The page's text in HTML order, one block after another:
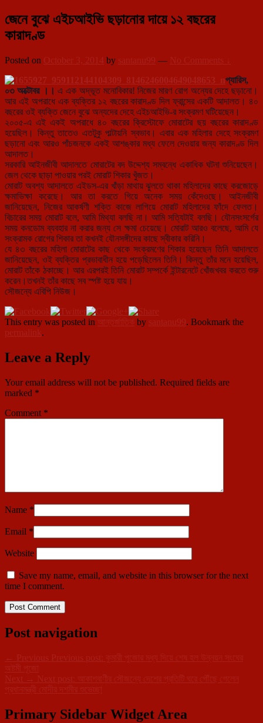
জেনে বুঝে এইচআইভি ছড়ানোর দায়ে ১২ বছরের
কারাদণ্ড
Posted on October 3, 2014 by santanu99 — No Comments ↓
প্যারিস,
০৩ অক্টোবর ।। এ এক অদ্ভূত মনোবিকার! নিজের মারণ রোগ অন্যের দেহে ছড়ানো।
আর এই অপরাধে এক ব্যক্তির ১২ বছরের কারাদণ্ড দিল ফ্রান্সের একটি আদালত। ৪০
বছরের ওই ব্যক্তি জেনে বুঝে অন্যদের দেহে এইচআইভি-র সংক্রমণ ঘটিয়েছেন।
২০০৫-এ এই একই অপরাধে ৪০ বছরের ক্রিস্টোফে মোরাটের ছয় বছরের কারাদণ্ড
হয়েছিল। কিন্তু তাতেও এতটুকু পাল্টায়নি স্বভাব। এবার এক মহিলার দেহে সংক্রমণ
ছড়ানো এবং আরও পাঁচজনকে একই আশঙ্কার মধ্য ফেলে দেওয়ার জন্য কারাদণ্ড দিল
আদালত।
সরকারি আইনজীবী আদালতে মোরাটের বদ উদ্দেশ্য সম্বন্ধে একাধিক ঘটনা শুনিয়েছেন।
জেল থেকে ছাড়া পাওয়ার পরই মোরাট শিকার খুঁজত।
মোরাট অবশ্য আদালতে এইডস-এর খাঁড়া মাথায় ঝুলতে থাকা মহিলাদের কাছে করজোড়ে
ক্ষমাভিক্ষা করেছে। আর তা করতে গিয়ে অনেক সময় কেঁদেওছে। আইনজীবী
জানিয়েছেন, নিজের আকর্ষণী শক্তি কাজে লাগিয়ে মোরাট মহিলাদের ফাঁদে ফেলত।
বিচারের সময় মোরাট বলে, আমি মিথ্যা বলছি না। আমি সত্যিটাই বলছি। যৌনসংসর্গের
সময় কনডোম ব্যবহার না করার জন্য সে ক্ষমা চেয়েছে। মোরাট আরও বলেছে, আমি যে
সংক্রামক রোগের শিকার তা কখনই যৌনসঙ্গীদের কাছে স্বীকার করিনি।
যে ৪৩ বছরের মহিলা মোরাটের কাছ থেকে সংক্রমণের শিকার হয়েছেন তিনি আদালতে
জানিয়েছেন, ওই ব্যক্তির প্রভাবাধীন হয়ে পড়েছিলেন তিনি। কিন্তু তাঁর মনে হয়েছিল,
মোরাট তাঁকে ঠকাচ্ছে। আর এরপরই তিনি মোরাট সম্পর্কে ইন্টারনেটে খোঁজখবর করতে শুরু
করেন।তখনই তাঁর কাছে সব স্পষ্ট হয়ে যায়।
সৌজন্যে এবিপি নিউজ।
This entry was posted in আন্তর্জাতিক by santanu99. Bookmark the
permalink.
Leave a Reply
Your email address will not be published. Required fields are
marked *
Comment *
Name *
Email *
Website
Save my name, email, and website in this browser for the next
time I comment.
Post navigation
← Previous Previous post:
কুমারী পুজোর মধ্য দিয়ে শেষ হল উন্নয়ন সংঘের
অষ্টমী পূজো
Next → Next post:
আকাশবাণীর সৌজন্যে দেশের প্রতিটি ঘরে পৌঁছে গেলেন
প্রধানমন্ত্রী মোদীর দশমীর শুভেচ্ছা
Primary Sidebar Widget Area